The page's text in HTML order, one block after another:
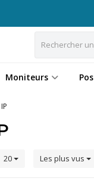
Moniteurs
20 Les plus vus